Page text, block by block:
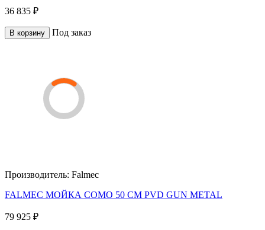
36 835 ₽
В корзину Под заказ
Производитель: Falmec
FALMEC МОЙКА COMO 50 CM PVD GUN METAL
79 925 ₽